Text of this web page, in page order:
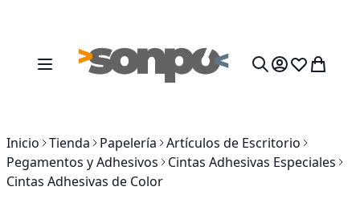
Toggle Nav Mi cesta
Inicio Tienda Papelería Artículos de Escritorio
Pegamentos y Adhesivos
Cintas Adhesivas Especiales
Cintas Adhesivas de Color